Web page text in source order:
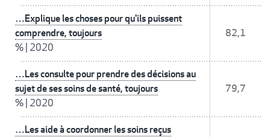
…Explique les choses pour qu'ils puissent
comprendre, toujours
% 2020
82,1
…Les consulte pour prendre des décisions au
sujet de ses soins de santé, toujours
% 2020
79,7
…Les aide à coordonner les soins reçus